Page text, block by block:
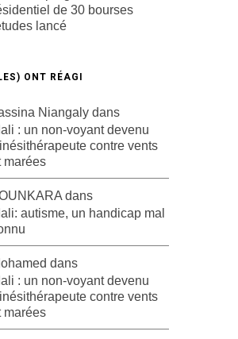
de 30 bourses
lancé
ONT RÉAGI
Niangaly dans
: un non-voyant devenu
contre vents
marées
dans
autisme, un handicap mal
dans
: un non-voyant devenu
contre vents
marées